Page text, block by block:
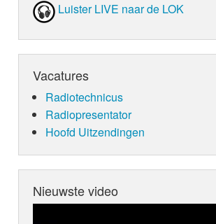
Luister LIVE naar de LOK
Vacatures
Radiotechnicus
Radiopresentator
Hoofd Uitzendingen
Nieuwste video